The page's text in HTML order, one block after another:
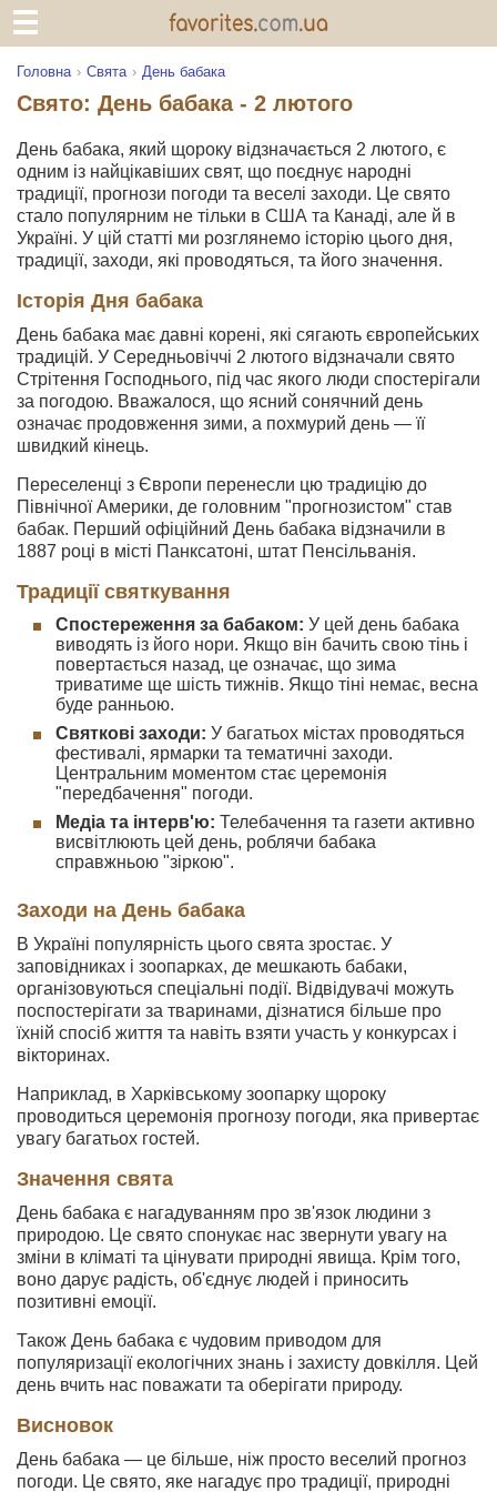
Головна Свята День бабака
Свято: День бабака - 2 лютого
День бабака, який щороку відзначається 2 лютого, є
одним із найцікавіших свят, що поєднує народні
традиції, прогнози погоди та веселі заходи. Це свято
стало популярним не тільки в США та Канаді, але й в
Україні. У цій статті ми розглянемо історію цього дня,
традиції, заходи, які проводяться, та його значення.
Історія Дня бабака
День бабака має давні корені, які сягають європейських
традицій. У Середньовіччі 2 лютого відзначали свято
Стрітення Господнього, під час якого люди спостерігали
за погодою. Вважалося, що ясний сонячний день
означає продовження зими, а похмурий день — її
швидкий кінець.
Переселенці з Європи перенесли цю традицію до
Північної Америки, де головним "прогнозистом" став
бабак. Перший офіційний День бабака відзначили в
1887 році в місті Панксатоні, штат Пенсільванія.
Традиції святкування
Спостереження за бабаком: У цей день бабака
виводять із його нори. Якщо він бачить свою тінь і
повертається назад, це означає, що зима
триватиме ще шість тижнів. Якщо тіні немає, весна
буде ранньою.
Святкові заходи: У багатьох містах проводяться
фестивалі, ярмарки та тематичні заходи.
Центральним моментом стає церемонія
"передбачення" погоди.
Медіа та інтерв'ю: Телебачення та газети активно
висвітлюють цей день, роблячи бабака
справжньою "зіркою".
Заходи на День бабака
В Україні популярність цього свята зростає. У
заповідниках і зоопарках, де мешкають бабаки,
організовуються спеціальні події. Відвідувачі можуть
поспостерігати за тваринами, дізнатися більше про
їхній спосіб життя та навіть взяти участь у конкурсах і
вікторинах.
Наприклад, в Харківському зоопарку щороку
проводиться церемонія прогнозу погоди, яка привертає
увагу багатьох гостей.
Значення свята
День бабака є нагадуванням про зв'язок людини з
природою. Це свято спонукає нас звернути увагу на
зміни в кліматі та цінувати природні явища. Крім того,
воно дарує радість, об'єднує людей і приносить
позитивні емоції.
Також День бабака є чудовим приводом для
популяризації екологічних знань і захисту довкілля. Цей
день вчить нас поважати та оберігати природу.
Висновок
День бабака — це більше, ніж просто веселий прогноз
погоди. Це свято, яке нагадує про традиції, природні